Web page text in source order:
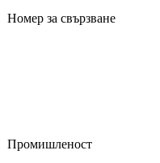
Номер за свързване
Промишленост